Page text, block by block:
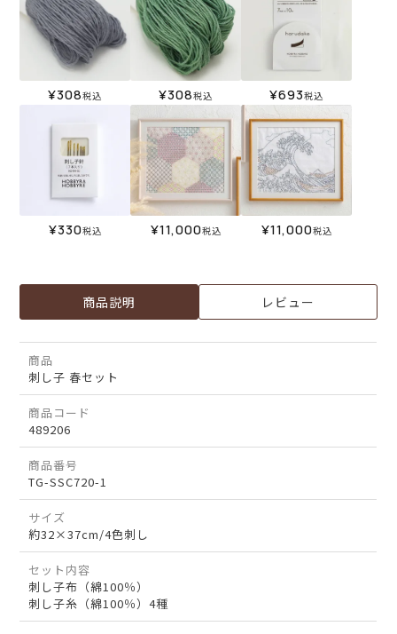
¥308税込 ¥308税込 ¥693税込
¥330税込 ¥11,000税込 ¥11,000税込
商品説明 レビュー
商品
刺し子 春セット
商品コード
489206
商品番号
TG-SSC720-1
サイズ
約32×37cm/4色刺し
セット内容
刺し子布（綿100％）
刺し子糸（綿100％）4種